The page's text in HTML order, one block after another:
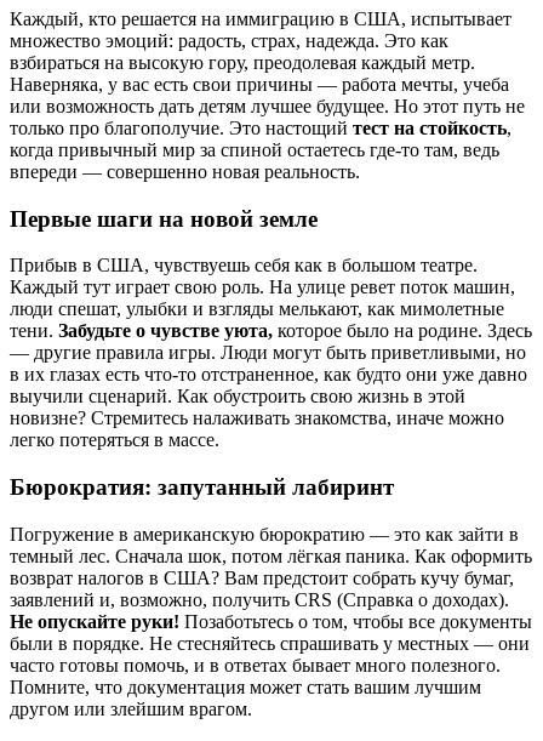
Каждый, кто решается на иммиграцию в США, испытывает
множество эмоций: радость, страх, надежда. Это как
взбираться на высокую гору, преодолевая каждый метр.
Наверняка, у вас есть свои причины — работа мечты, учеба
или возможность дать детям лучшее будущее. Но этот путь не
только про благополучие. Это настощий тест на стойкость,
когда привычный мир за спиной остаетесь где-то там, ведь
впереди — совершенно новая реальность.
Первые шаги на новой земле
Прибыв в США, чувствуешь себя как в большом театре.
Каждый тут играет свою роль. На улице ревет поток машин,
люди спешат, улыбки и взгляды мелькают, как мимолетные
тени. Забудьте о чувстве уюта, которое было на родине. Здесь
— другие правила игры. Люди могут быть приветливыми, но
в их глазах есть что-то отстраненное, как будто они уже давно
выучили сценарий. Как обустроить свою жизнь в этой
новизне? Стремитесь налаживать знакомства, иначе можно
легко потеряться в массе.
Бюрократия: запутанный лабиринт
Погружение в американскую бюрократию — это как зайти в
темный лес. Сначала шок, потом лёгкая паника. Как оформить
возврат налогов в США? Вам предстоит собрать кучу бумаг,
заявлений и, возможно, получить CRS (Справка о доходах).
Не опускайте руки! Позаботьтесь о том, чтобы все документы
были в порядке. Не стесняйтесь спрашивать у местных — они
часто готовы помочь, и в ответах бывает много полезного.
Помните, что документация может стать вашим лучшим
другом или злейшим врагом.